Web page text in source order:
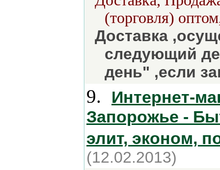
(торговля)
Доставка
следующий
день" ,если
9.
Интернет-
Запорожье -
элит, эконом,
(12.02.2013)